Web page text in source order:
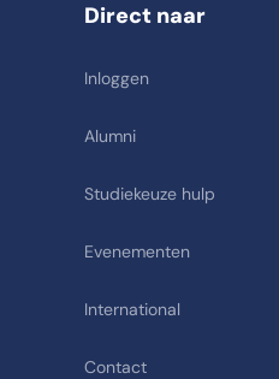
Direct naar
Inloggen
Alumni
Studiekeuze hulp
Evenementen
International
Contact